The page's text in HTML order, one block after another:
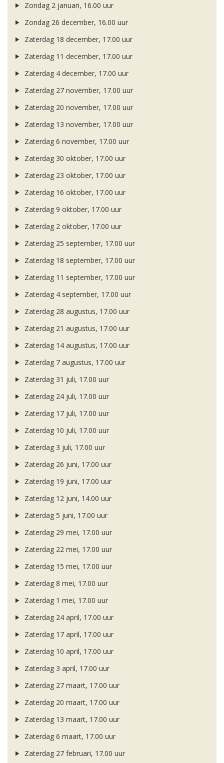
Zondag 2 januari, 16.00 uur
Zondag 26 december, 16.00 uur
Zaterdag 18 december, 17.00 uur
Zaterdag 11 december, 17.00 uur
Zaterdag 4 december, 17.00 uur
Zaterdag 27 november, 17.00 uur
Zaterdag 20 november, 17.00 uur
Zaterdag 13 november, 17.00 uur
Zaterdag 6 november, 17.00 uur
Zaterdag 30 oktober, 17.00 uur
Zaterdag 23 oktober, 17.00 uur
Zaterdag 16 oktober, 17.00 uur
Zaterdag 9 oktober, 17.00 uur
Zaterdag 2 oktober, 17.00 uur
Zaterdag 25 september, 17.00 uur
Zaterdag 18 september, 17.00 uur
Zaterdag 11 september, 17.00 uur
Zaterdag 4 september, 17.00 uur
Zaterdag 28 augustus, 17.00 uur
Zaterdag 21 augustus, 17.00 uur
Zaterdag 14 augustus, 17.00 uur
Zaterdag 7 augustus, 17.00 uur
Zaterdag 31 juli, 17.00 uur
Zaterdag 24 juli, 17.00 uur
Zaterdag 17 juli, 17.00 uur
Zaterdag 10 juli, 17.00 uur
Zaterdag 3 juli, 17.00 uur
Zaterdag 26 juni, 17.00 uur
Zaterdag 19 juni, 17.00 uur
Zaterdag 12 juni, 14.00 uur
Zaterdag 5 juni, 17.00 uur
Zaterdag 29 mei, 17.00 uur
Zaterdag 22 mei, 17.00 uur
Zaterdag 15 mei, 17.00 uur
Zaterdag 8 mei, 17.00 uur
Zaterdag 1 mei, 17.00 uur
Zaterdag 24 april, 17.00 uur
Zaterdag 17 april, 17.00 uur
Zaterdag 10 april, 17.00 uur
Zaterdag 3 april, 17.00 uur
Zaterdag 27 maart, 17.00 uur
Zaterdag 20 maart, 17.00 uur
Zaterdag 13 maart, 17.00 uur
Zaterdag 6 maart, 17.00 uur
Zaterdag 27 februari, 17.00 uur